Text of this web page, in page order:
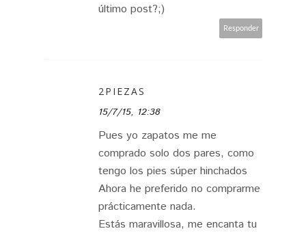
último post?;)
Responder
2PIEZAS
15/7/15, 12:38
Pues yo zapatos me me
comprado solo dos pares, como
tengo los pies súper hinchados
Ahora he preferido no comprarme
prácticamente nada.
Estás maravillosa, me encanta tu